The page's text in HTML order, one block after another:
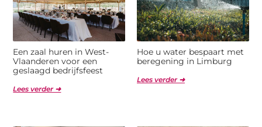
Een zaal huren in West-
Vlaanderen voor een
geslaagd bedrijfsfeest
Lees verder ➜
Hoe u water bespaart met
beregening in Limburg
Lees verder ➜